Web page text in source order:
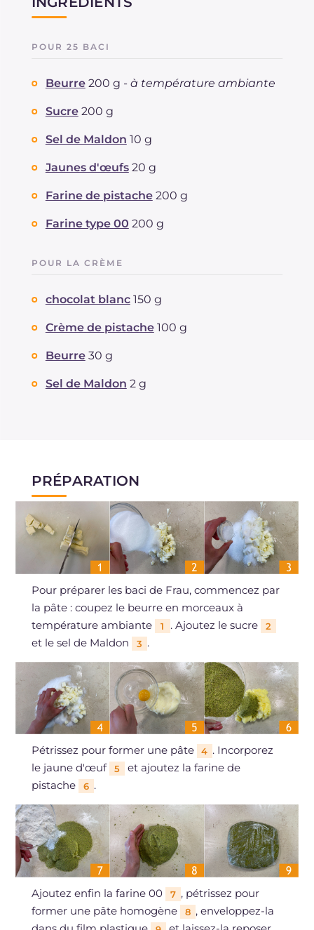
POUR 25 BACI
Beurre 200 g - à température ambiante
Sucre 200 g
Sel de Maldon 10 g
Jaunes d'œufs 20 g
Farine de pistache 200 g
Farine type 00 200 g
POUR LA CRÈME
chocolat blanc 150 g
Crème de pistache 100 g
Beurre 30 g
Sel de Maldon 2 g
PRÉPARATION
Pour préparer les baci de Frau, commencez par
la pâte : coupez le beurre en morceaux à
température ambiante
1 . Ajoutez le sucre 2
et le sel de Maldon 3 .
Pétrissez pour former une pâte 4 . Incorporez
le jaune d'œuf
5
et ajoutez la farine de
pistache
6 .
Ajoutez enfin la farine 00 7 , pétrissez pour
former une pâte homogène
8 , enveloppez-la